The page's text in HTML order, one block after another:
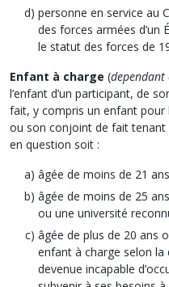
personne en service au
des forces armées d’un
le statut des forces de
Enfant à charge (dependant
l’enfant d’un participant, de
fait, y compris un enfant
ou son conjoint de fait tenant
en question soit :
âgée de moins de 21
âgée de moins de 25
ou une université
âgée de plus de 20 ans
enfant à charge selon
devenue incapable